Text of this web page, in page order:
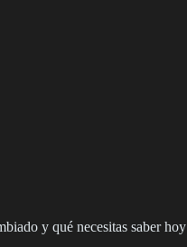
y qué necesitas saber hoy